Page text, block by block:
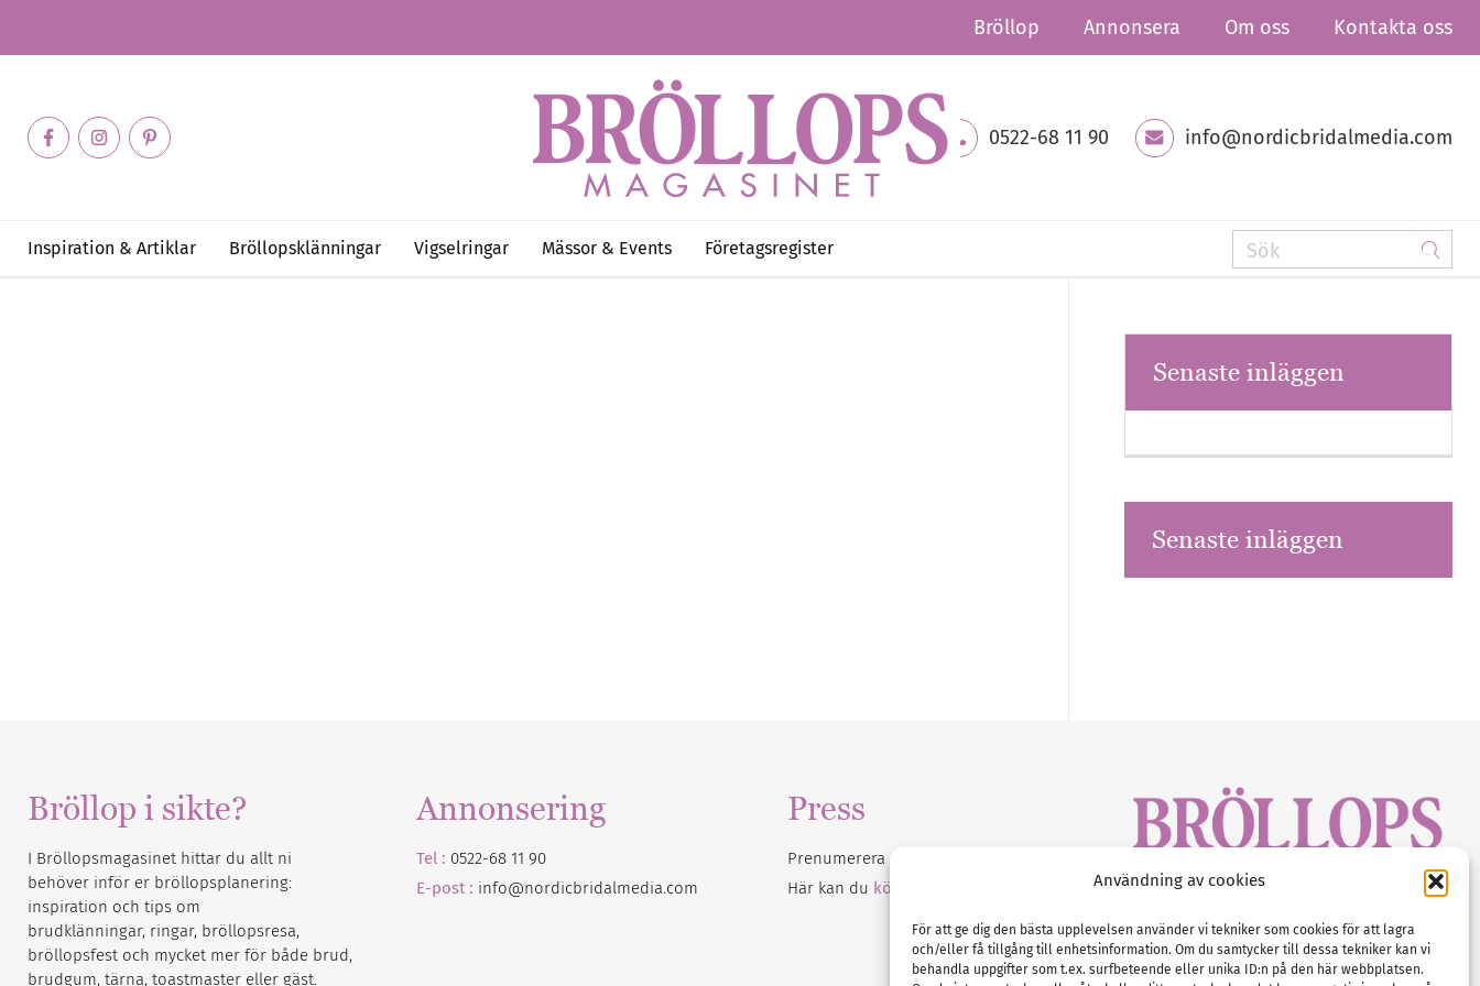
Användning av cookies
För att ge dig den bästa upplevelsen använder vi tekniker som cookies för att lagra
och/eller få tillgång till enhetsinformation. Om du samtycker till dessa tekniker kan vi
behandla uppgifter som t.ex. surfbeteende eller unika ID:n på den här webbplatsen.
Bröllop Annonsera Om oss Kontakta oss
0522-68 11 90 info@nordicbridalmedia.com
Inspiration & Artiklar Bröllopsklänningar Vigselringar Mässor & Events Företagsregister
Senaste inläggen
Senaste inläggen
Bröllop i sikte?
I Bröllopsmagasinet hittar du allt ni
behöver inför er bröllopsplanering:
inspiration och tips om
brudklänningar, ringar, bröllopsresa,
bröllopsfest och mycket mer för både brud,
brudgum, tärna, toastmaster eller gäst.
Annonsering
Tel : 0522-68 11 90
E-post : info@nordicbridalmedia.com
Press
Prenumerera på vårt
Här kan du köpa Bröllopsmagasinet
Tel :0522-68 11 90
E-post:info@nordicbridalmedia.com